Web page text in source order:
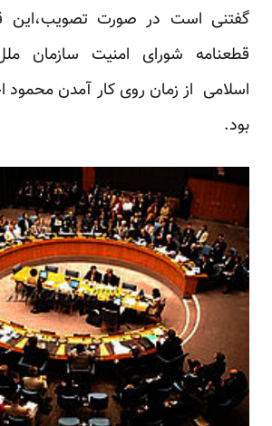
گفتنی است در صورت تصویب،این
قطعنامه شورای امنیت سازمان
اسلامی از زمان روی کار آمدن محمود
بود.